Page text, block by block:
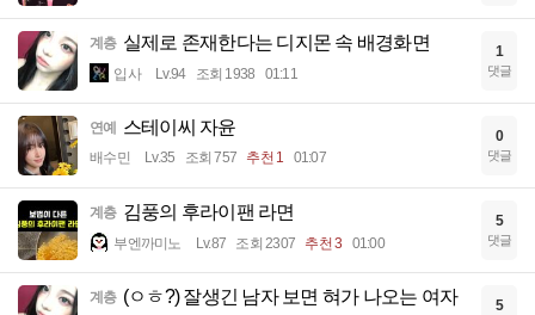
계층 실제로 존재한다는 디지몬 속 배경화면
입사 Lv.94 조회 1938 01:11
1
댓글
연예 스테이씨 자윤
배수민 Lv.35 조회 757 추천 1 01:07
0
댓글
계층 김풍의 후라이팬 라면
부엔까미노 Lv.87 조회 2307 추천 3 01:00
5
댓글
계층 (ㅇㅎ?) 잘생긴 남자 보면 혀가 나오는 여자 5